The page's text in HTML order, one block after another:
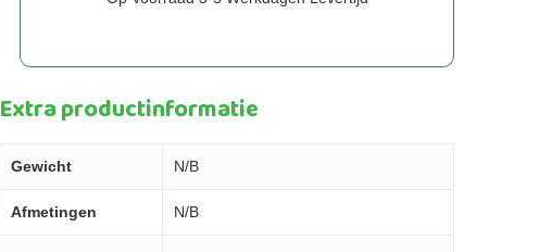
Extra productinformatie
Gewicht N/B
Afmetingen N/B